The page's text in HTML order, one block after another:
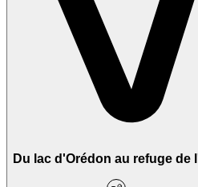
Du lac d'Orédon au refuge de